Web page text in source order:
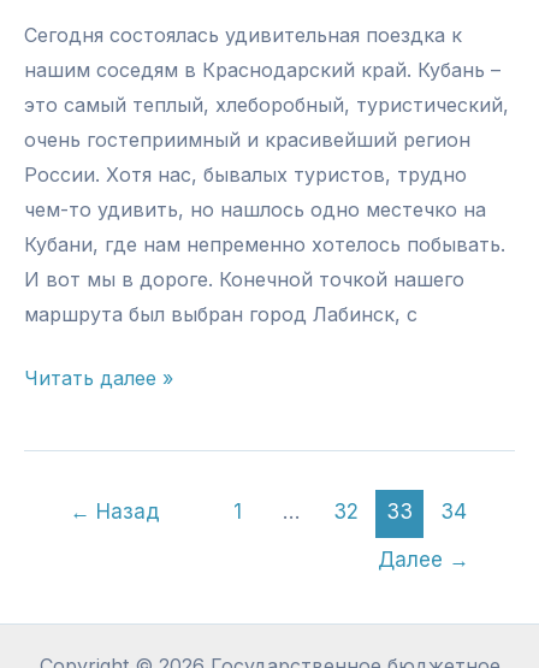
Сегодня состоялась удивительная поездка к
нашим соседям в Краснодарский край. Кубань –
это самый теплый, хлеборобный, туристический,
очень гостеприимный и красивейший регион
России. Хотя нас, бывалых туристов, трудно
чем-то удивить, но нашлось одно местечко на
Кубани, где нам непременно хотелось побывать.
И вот мы в дороге. Конечной точкой нашего
маршрута был выбран город Лабинск, с
Лотосовый
Читать далее »
← Назад 1 … 32 33
34
Далее →